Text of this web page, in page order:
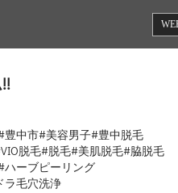
豊中市#美容男子#豊中脱毛
脱毛#脱毛#美肌脱毛#脇脱毛
ハーブピーリング
ラ毛穴洗浄